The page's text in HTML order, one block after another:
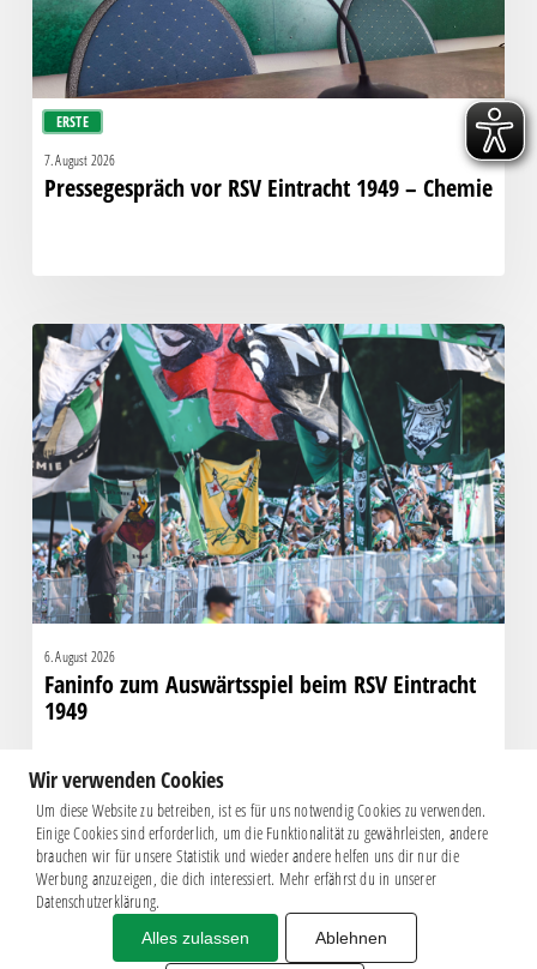
ERSTE
7. August 2026
Pressegespräch vor RSV Eintracht 1949 – Chemie
Faninfo
zum
Auswärtsspiel
beim
RSV
Eintracht
6. August 2026
Faninfo zum Auswärtsspiel beim RSV Eintracht
1949
Impressum|Datenschutz
Wir verwenden Cookies
Um diese Website zu betreiben, ist es für uns notwendig Cookies zu verwenden.
Einige Cookies sind erforderlich, um die Funktionalität zu gewährleisten, andere
brauchen wir für unsere Statistik und wieder andere helfen uns dir nur die
Werbung anzuzeigen, die dich interessiert. Mehr erfährst du in unserer
Datenschutzerklärung.
Alles zulassen Ablehnen